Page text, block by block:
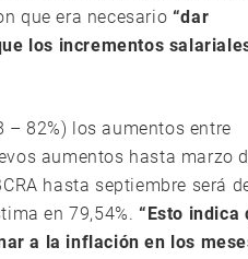
que era necesario “dar
los incrementos
82%) los aumentos entre
aumentos hasta marzo
hasta septiembre será
en 79,54%. “Esto indica
a la inflación en los